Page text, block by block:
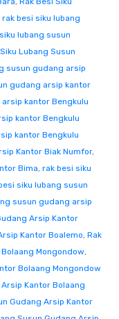
rak besi siku lubang
lubang susun
Lubang Susun
susun gudang arsip
gudang arsip kantor
kantor Bengkulu
kantor Bengkulu
kantor Bengkulu
Kantor Biak Numfor,
Bima, rak besi siku
siku lubang susun
susun gudang arsip
Arsip Kantor
Kantor Boalemo, Rak
Mongondow,
Bolaang Mongondow
Kantor Bolaang
Gudang Arsip Kantor